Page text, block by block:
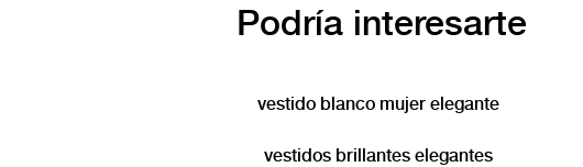
Podría interesarte
vestido blanco mujer elegante
vestidos brillantes elegantes